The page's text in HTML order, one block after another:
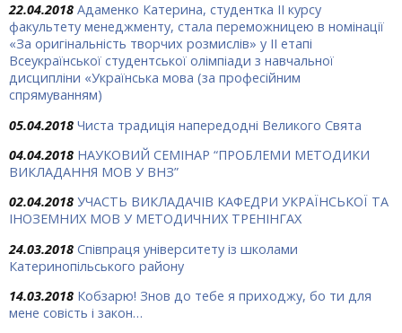
22.04.2018 Адаменко Катерина, студентка ІІ курсу
факультету менеджменту, стала переможницею в номінації
«За оригінальність творчих розмислів» у ІІ етапі
Всеукраїнської студентської олімпіади з навчальної
дисципліни «Українська мова (за професійним
спрямуванням)
05.04.2018 Чиста традиція напередодні Великого Свята
04.04.2018 НАУКОВИЙ СЕМІНАР “ПРОБЛЕМИ МЕТОДИКИ
ВИКЛАДАННЯ МОВ У ВНЗ”
02.04.2018 УЧАСТЬ ВИКЛАДАЧІВ КАФЕДРИ УКРАЇНСЬКОЇ ТА
ІНОЗЕМНИХ МОВ У МЕТОДИЧНИХ ТРЕНІНГАХ
24.03.2018 Співпраця університету із школами
Катеринопільського району
14.03.2018 Кобзарю! Знов до тебе я приходжу, бо ти для
мене совість і закон…